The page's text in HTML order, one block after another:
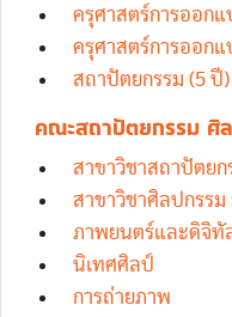
ครุศาสตร์การออก
ครุศาสตร์การออก
สถาปัตยกรรม (5 ปี)
คณะสถาปัตยกรรม ศิ
สาขาวิชาสถาปัตย
สาขาวิชาศิลปกรร
ภาพยนตร์และดิจิทั
นิเทศศิลป์
การถ่ายภาพ